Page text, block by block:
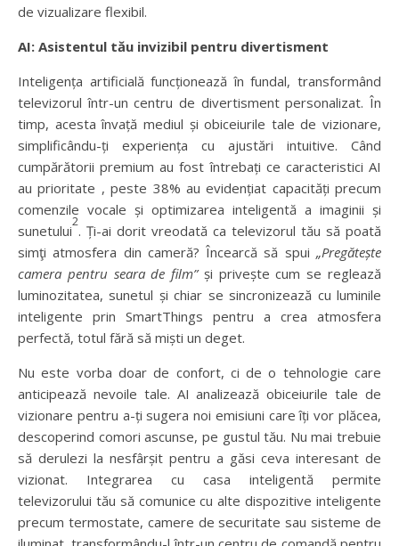
de vizualizare flexibil.
AI: Asistentul tău invizibil pentru divertisment
Inteligența artificială funcționează în fundal, transformând
televizorul într-un centru de divertisment personalizat. În
timp, acesta învață mediul și obiceiurile tale de vizionare,
simplificându-ți experiența cu ajustări intuitive. Când
cumpărătorii premium au fost întrebați ce caracteristici AI
au prioritate , peste 38% au evidențiat capacități precum
comenzile vocale și optimizarea inteligentă a imaginii și
sunetului
2
. Ți-ai dorit vreodată ca televizorul tău să poată
simţi atmosfera din cameră? Încearcă să spui „Pregătește
camera pentru seara de film” și privește cum se reglează
luminozitatea, sunetul și chiar se sincronizează cu luminile
inteligente prin SmartThings pentru a crea atmosfera
perfectă, totul fără să miști un deget.
Nu este vorba doar de confort, ci de o tehnologie care
anticipează nevoile tale. AI analizează obiceiurile tale de
vizionare pentru a-ți sugera noi emisiuni care îți vor plăcea,
descoperind comori ascunse, pe gustul tău. Nu mai trebuie
să derulezi la nesfârșit pentru a găsi ceva interesant de
vizionat. Integrarea cu casa inteligentă permite
televizorului tău să comunice cu alte dispozitive inteligente
precum termostate, camere de securitate sau sisteme de